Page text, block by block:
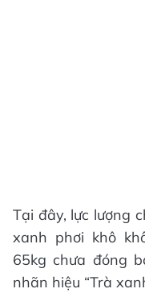
Tại đây, lực lượng
xanh phơi khô
65kg chưa đóng
nhãn hiệu “Trà